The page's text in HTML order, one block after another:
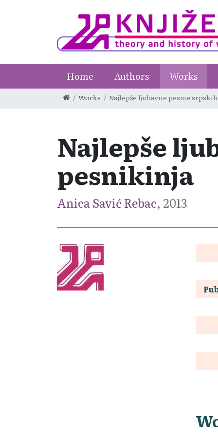
Home Authors Works
Works Najlepše ljubavne pesme
Najlepše
pesnikinja
Anica Savić Rebac, 2013